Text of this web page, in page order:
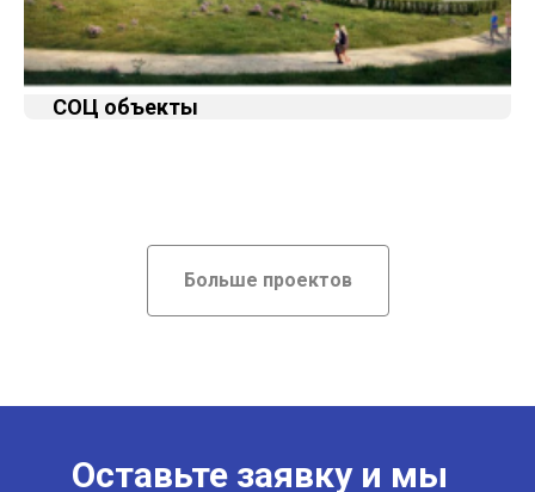
СОЦ объекты
Больше проектов
Оставьте заявку и мы